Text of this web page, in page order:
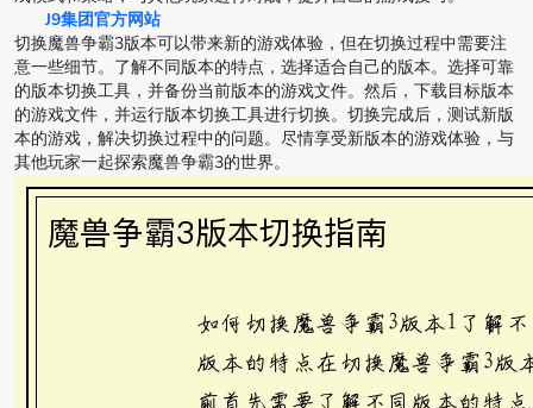
J9集团官方网站
切换魔兽争霸3版本可以带来新的游戏体验，但在切换过程中需要注
意一些细节。了解不同版本的特点，选择适合自己的版本。选择可靠
的版本切换工具，并备份当前版本的游戏文件。然后，下载目标版本
的游戏文件，并运行版本切换工具进行切换。切换完成后，测试新版
本的游戏，解决切换过程中的问题。尽情享受新版本的游戏体验，与
其他玩家一起探索魔兽争霸3的世界。